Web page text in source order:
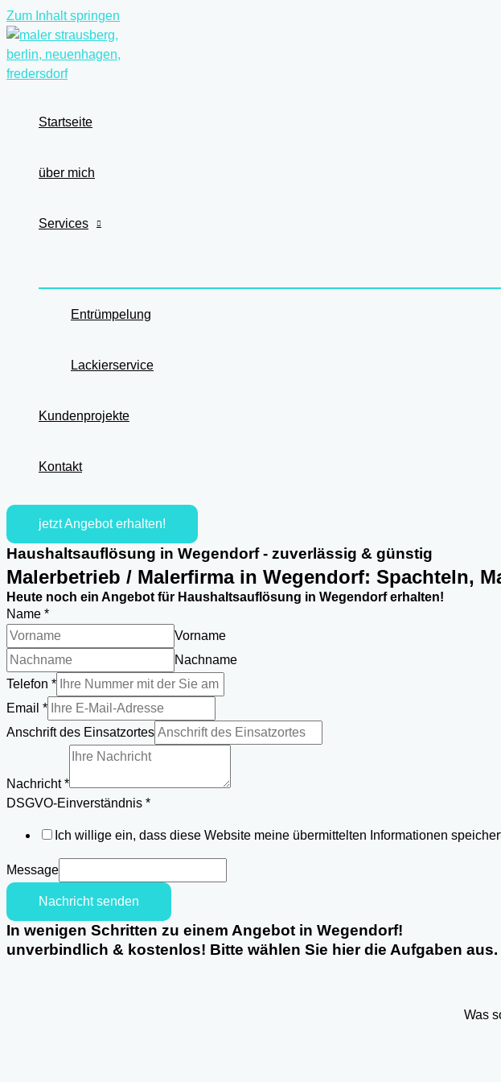
Zum Inhalt springen
Startseite
über mich
Services
Entrümpelung
Lackierservice
Kundenprojekte
Kontakt
jetzt Angebot erhalten!
Haushaltsauflösung in Wegendorf - zuverlässig & günstig
Malerbetrieb / Malerfirma in Wegendorf: Spachteln,
Heute noch ein Angebot für Haushaltsauflösung in Wegendorf erhalten!
Name *
Vorname
Nachname
Telefon *
Anschrift
Telefon
Einsatzortes
Email *
Anschrift des Einsatzortes
Nachricht*
DSGVO-Einverständnis *
Ich willige ein, dass diese Website meine übermittelten Informationen
Message
Nachricht senden
In wenigen Schritten zu einem Angebot in Wegendorf!
unverbindlich & kostenlos! Bitte wählen Sie hier die Aufgaben aus.
Was